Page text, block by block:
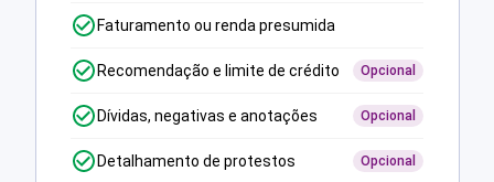
Faturamento ou renda presumida
Recomendação e limite de crédito Opcional
Dívidas, negativas e anotações Opcional
Detalhamento de protestos Opcional